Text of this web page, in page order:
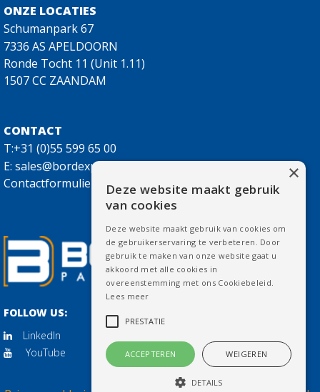
ONZE LOCATIES
Schumanpark 67
7336 AS APELDOORN
Ronde Tocht 11 (Unit 1.11)
1507 CC ZAANDAM
CONTACT
T:+31 (0)55 599 65 00
E: sales@bordexpackaging.nl
Contactformulier
FOLLOW US:
LinkedIn
YouTube
Deze website maakt gebruik
van cookies
Deze website maakt gebruik van cookies om
de gebruikerservaring te verbeteren. Door
gebruik te maken van onze website gaat u
akkoord met alle cookies in
overeenstemming met ons Cookiebeleid.
Lees meer
PRESTATIE
ACCEPTEREN WEIGEREN
DETAILS
×